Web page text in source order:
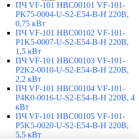
ПЧ VF-101 HBC00101 VF-101-
PK75-0004-U-S2-E54-B-H 220В,
0,75 кВт
ПЧ VF-101 HBC00102 VF-101-
P1K5-0007-U-S2-E54-B-H 220В,
1,5 кВт
ПЧ VF-101 HBC00103 VF-101-
P2K2-0010-U-S2-E54-B-H 220В,
2,2 кВт
ПЧ VF-101 HBC00104 VF-101-
P4K0-0016-U-S2-E54-B-H 220В, 4
кВт
ПЧ VF-101 HBC00105 VF-101-
P5K5-0020-U-S2-E54-B-H 220В,
5,5 кВт